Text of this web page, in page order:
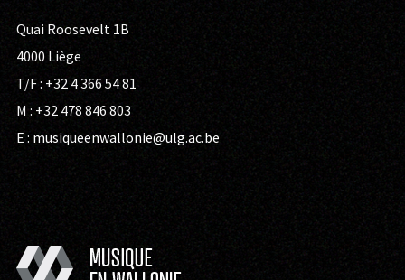
Quai Roosevelt 1B
4000 Liège
T/F : +32 4 366 54 81
M : +32 478 846 803
E : musiqueenwallonie@ulg.ac.be